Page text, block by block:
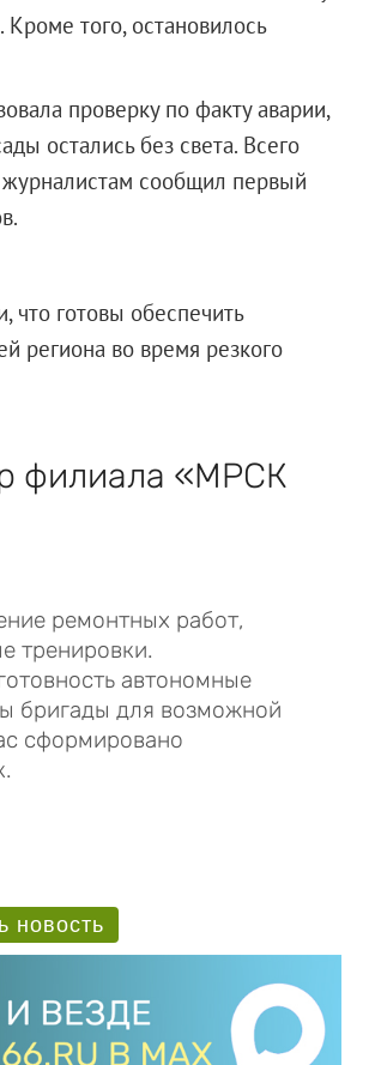
того, остановилось
проверку по факту аварии,
остались без света. Всего
сообщил первый
что готовы обеспечить
региона во время резкого
филиала «МРСК
ремонтных работ,
тренировки.
автономные
бригады для возможной
сформировано
новость